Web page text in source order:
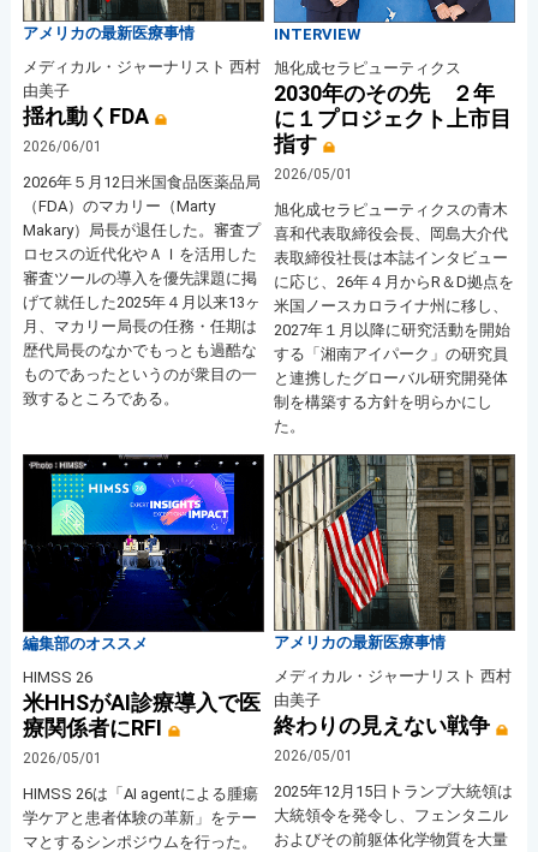
アメリカの最新医療事情
メディカル・ジャーナリスト 西村
由美子
揺れ動くFDA
2026/06/01
2026年５月12日米国食品医薬品局
（FDA）のマカリー（Marty
Makary）局長が退任した。審査プ
ロセスの近代化やＡＩを活用した
審査ツールの導入を優先課題に掲
げて就任した2025年４月以来13ヶ
月、マカリー局長の任務・任期は
歴代局長のなかでもっとも過酷な
ものであったというのが衆目の一
致するところである。
INTERVIEW
旭化成セラピューティクス
2030年のその先 ２年
に１プロジェクト上市目
指す
2026/05/01
旭化成セラピューティクスの青木
喜和代表取締役会長、岡島大介代
表取締役社長は本誌インタビュー
に応じ、26年４月からR＆D拠点を
米国ノースカロライナ州に移し、
2027年１月以降に研究活動を開始
する「湘南アイパーク」の研究員
と連携したグローバル研究開発体
制を構築する方針を明らかにし
た。
編集部のオススメ
HIMSS 26
米HHSがAI診療導入で医
療関係者にRFI
2026/05/01
HIMSS 26は「AI agentによる腫瘍
学ケアと患者体験の革新」をテー
マとするシンポジウムを行った。
アメリカの最新医療事情
メディカル・ジャーナリスト 西村
由美子
終わりの見えない戦争
2026/05/01
2025年12月15日トランプ大統領は
大統領令を発令し、フェンタニル
およびその前躯体化学物質を大量